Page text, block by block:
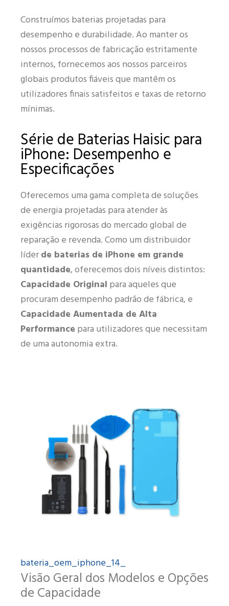
Construímos baterias projetadas para
desempenho e durabilidade. Ao manter os
nossos processos de fabricação estritamente
internos, fornecemos aos nossos parceiros
globais produtos fiáveis que mantêm os
utilizadores finais satisfeitos e taxas de retorno
mínimas.
Série de Baterias Haisic para
iPhone: Desempenho e
Especificações
Oferecemos uma gama completa de soluções
de energia projetadas para atender às
exigências rigorosas do mercado global de
reparação e revenda. Como um distribuidor
líderde baterias de iPhone em grande
quantidade, oferecemos dois níveis distintos:
Capacidade Original para aqueles que
procuram desempenho padrão de fábrica, e
Capacidade Aumentada de Alta
Performance para utilizadores que necessitam
de uma autonomia extra.
bateria_oem_iphone_14_
Visão Geral dos Modelos e Opções
de Capacidade